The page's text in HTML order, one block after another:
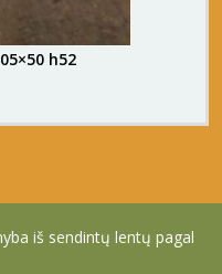
h52
iš sendintų lentų pagal